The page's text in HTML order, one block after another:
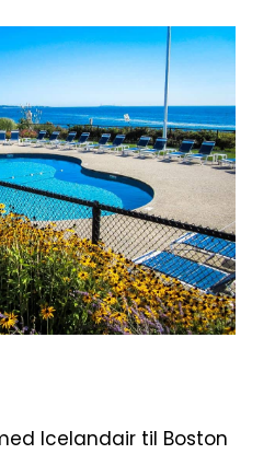
Icelandair til Boston